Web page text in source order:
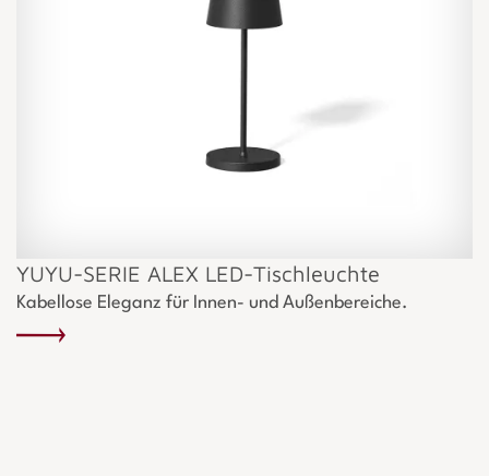
YUYU-SERIE ALEX LED-Tischleuchte
Kabellose Eleganz für Innen- und Außenbereiche.